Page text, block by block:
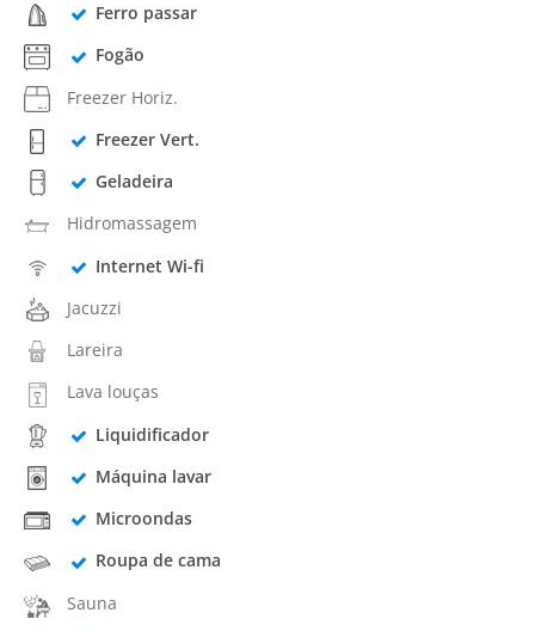
Ferro passar
Fogão
Freezer Horiz.
Freezer Vert.
Geladeira
Hidromassagem
Internet Wi-fi
Jacuzzi
Lareira
Lava louças
Liquidificador
Máquina lavar
Microondas
Roupa de cama
Sauna